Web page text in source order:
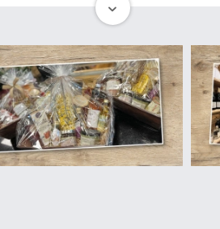
bietet zusätzlich einen
mit HOFLADEN WEIDEN profitierst
an deiner Seite.
Produktvielfalt mit über 1.000
Lieferwege fördern nicht nur die
Wirtschaftlichkeit und attraktive
Lebensmitteln.